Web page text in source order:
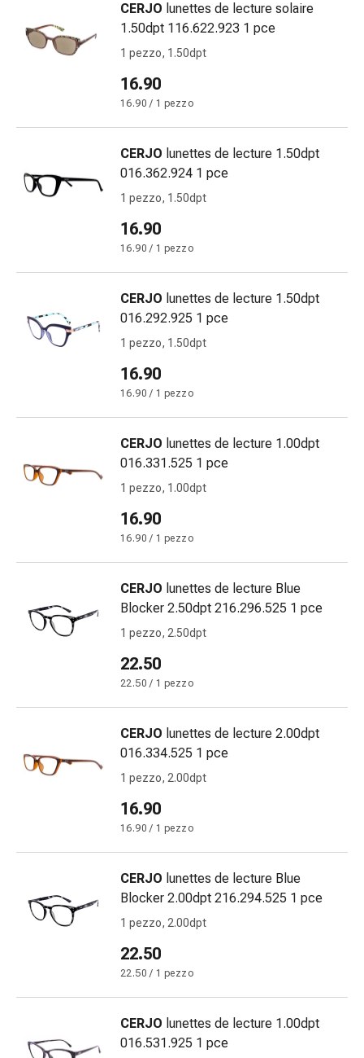
Spray
ferite
adesivi
per
chiusura
delle
ferite
Unguento
Tamponi
medicali
Orecchie
Disturbi
dell'orecchio
Cura
delle
orecchie
Gocce
oculari
Infiammazione
degli
Bende
per
occhi
Igiene
circolazione
Terapia
Calze
compressione
Disturbi
circolatori
Cessazione
fumo
Disturbi
nervo
CERJO lunettes de lecture solaire
1.50dpt 116.622.923 1 pce
1 pezzo, 1.50dpt
16.90
16.90 / 1 pezzo
CERJO lunettes de lecture 1.50dpt
016.362.924 1 pce
1 pezzo, 1.50dpt
16.90
16.90 / 1 pezzo
CERJO lunettes de lecture 1.50dpt
016.292.925 1 pce
1 pezzo, 1.50dpt
16.90
16.90 / 1 pezzo
CERJO lunettes de lecture 1.00dpt
016.331.525 1 pce
1 pezzo, 1.00dpt
16.90
16.90 / 1 pezzo
CERJO lunettes de lecture Blue
Blocker 2.50dpt 216.296.525 1 pce
1 pezzo, 2.50dpt
22.50
22.50 / 1 pezzo
CERJO lunettes de lecture 2.00dpt
016.334.525 1 pce
1 pezzo, 2.00dpt
16.90
16.90 / 1 pezzo
CERJO lunettes de lecture Blue
Blocker 2.00dpt 216.294.525 1 pce
1 pezzo, 2.00dpt
22.50
22.50 / 1 pezzo
CERJO lunettes de lecture 1.00dpt
016.531.925 1 pce